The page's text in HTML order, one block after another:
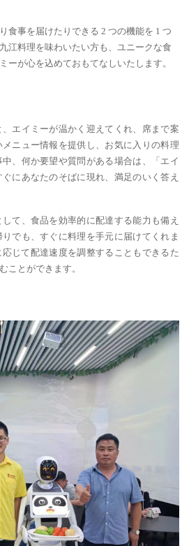
食事を届けたりできる 2 つの機能を 1 つ
江料理を味わいたい方も、ユニークな食
ーが心を込めておもてなしいたします。
エイミーが温かく迎えてくれ、席まで案
ニュー情報を提供し、お気に入りの料理
、何か要望や質問がある場合は、「エイ
にあなたのそばに現れ、満足のいく答え
て、食品を効率的に配達する能力も備え
でも、すぐに料理を手元に届けてくれま
じて配達速度を​​調整することもできるた
ことができます。